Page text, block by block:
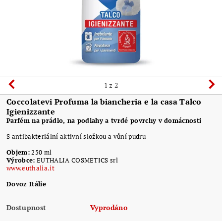
1 z 2
Coccolatevi Profuma la biancheria e la casa Talco
Igienizzante
Parfém na prádlo, na podlahy a tvrdé povrchy v domácnosti
S antibakteriální aktivní složkou a vůní pudru
Objem: 250 ml
Výrobce: EUTHALIA COSMETICS srl
www.euthalia.it
Dovoz Itálie
Dostupnost Vyprodáno